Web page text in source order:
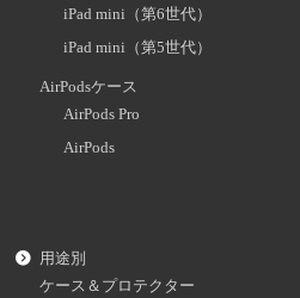
iPad mini（第6世代）
iPad mini（第5世代）
AirPodsケース
AirPods Pro
AirPods
用途別
ケース＆プロテクター